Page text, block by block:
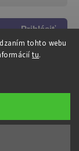
tohto webu
tu.
Prihlásiť
sa